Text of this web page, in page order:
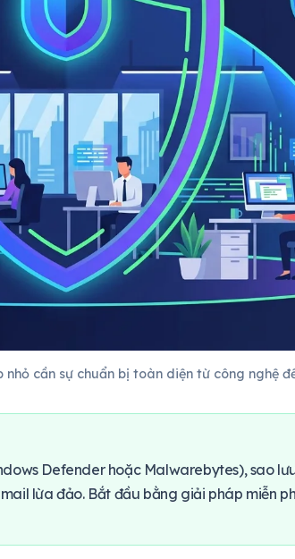
cần sự chuẩn bị toàn diện từ công nghệ
Defender hoặc Malwarebytes), sao
lừa đảo. Bắt đầu bằng giải pháp miễn